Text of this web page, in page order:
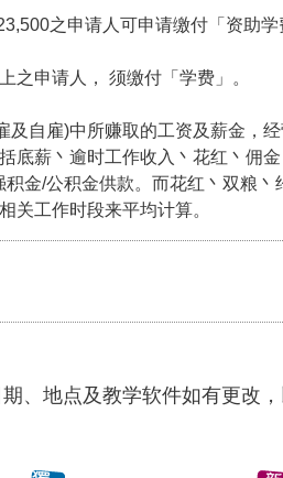
之申请人可申请缴付「资助学
之申请人， 须缴付「学费」。
及自雇)中所赚取的工资及薪金，
底薪丶逾时工作收入丶花红丶佣
金/公积金供款。而花红丶双粮丶
关工作时段来平均计算。
、地点及教学软件如有更改